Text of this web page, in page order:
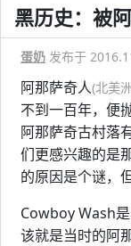
黑历史：被
蛋奶 发布于
阿那萨奇人(北美
不到一百年，便
阿那萨奇古村落
们更感兴趣的是
的原因是个谜，
Cowboy Wash
该就是当时的阿